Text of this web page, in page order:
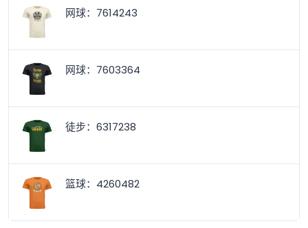
网球：7614243
网球：7603364
徒步：6317238
篮球：4260482